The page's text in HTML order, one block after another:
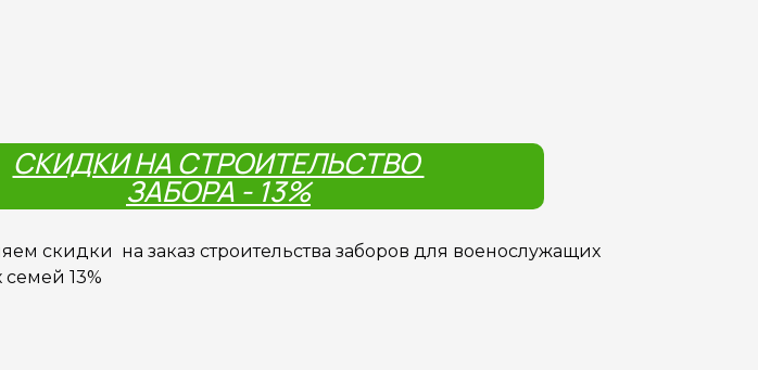
СКИДКИ НА СТРОИТЕЛЬСТВО
ЗАБОРА - 13%
скидки на заказ строительства заборов для военослужащих
13%